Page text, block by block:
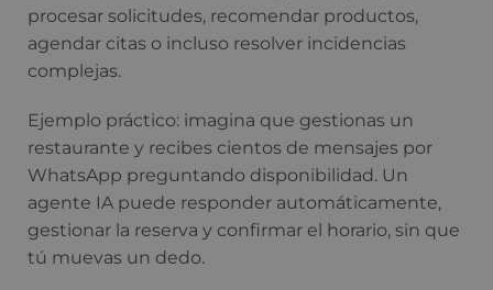
procesar solicitudes, recomendar productos,
agendar citas o incluso resolver incidencias
complejas.
Ejemplo práctico: imagina que gestionas un
restaurante y recibes cientos de mensajes por
WhatsApp preguntando disponibilidad. Un
agente IA puede responder automáticamente,
gestionar la reserva y confirmar el horario, sin que
tú muevas un dedo.